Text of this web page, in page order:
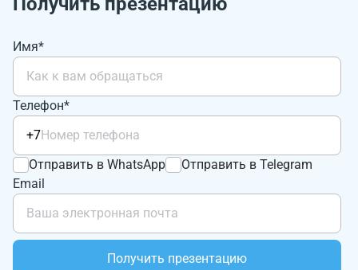
Имя*
Телефон*
+7
Отправить в WhatsApp
Отправить в Telegram
Email
Получить презентацию